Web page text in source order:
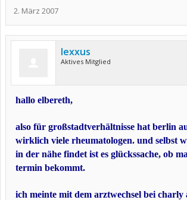
2. März 2007
lexxus
Aktives Mitglied
hallo elbereth,
also für großstadtverhältnisse hat berlin
wirklich viele rheumatologen. und selbst
in der nähe findet ist es glückssache, ob
termin bekommt.
ich meinte mit dem arztwechsel bei charly